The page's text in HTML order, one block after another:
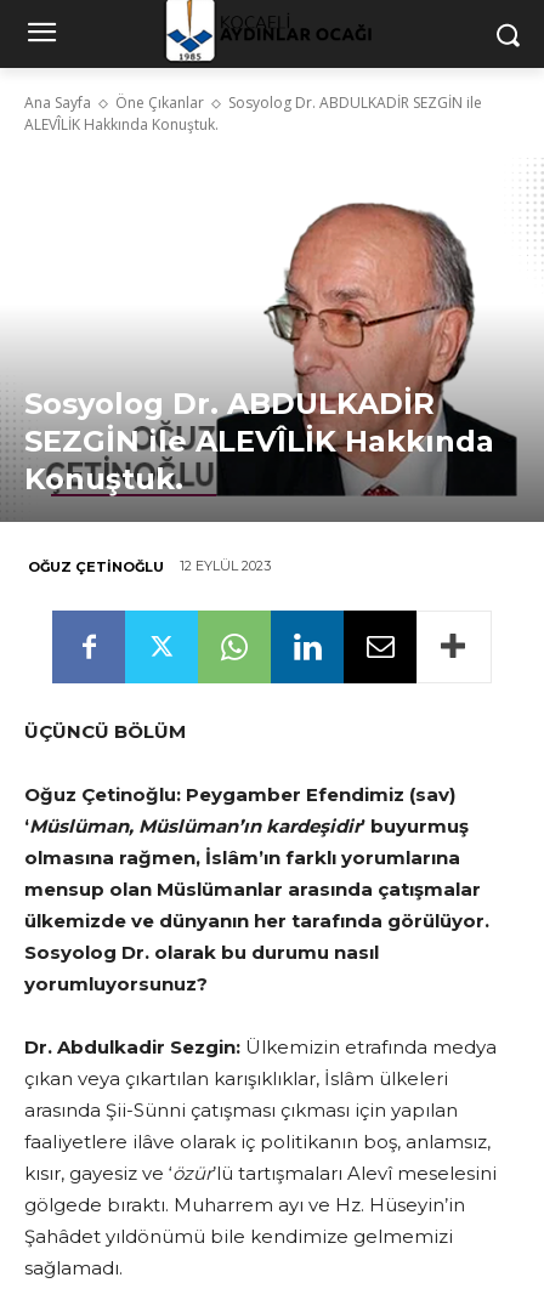
Ana Sayfa Öne Çıkanlar
Sosyolog Dr. ABDULKADİR SEZGİN ile
ALEVÎLİK Hakkında Konuştuk.
Sosyolog Dr. ABDULKADİR
SEZGİN ile ALEVÎLİK Hakkında
Konuştuk.
OĞUZ ÇETINOĞLU 12 EYLÜL 2023
ÜÇÜNCÜ BÖLÜM
Oğuz Çetinoğlu: Peygamber Efendimiz (sav)
‘Müslüman, Müslüman’ın kardeşidir’ buyurmuş
olmasına rağmen, İslâm’ın farklı yorumlarına
mensup olan Müslümanlar arasında çatışmalar
ülkemizde ve dünyanın her tarafında görülüyor.
Sosyolog Dr. olarak bu durumu nasıl
yorumluyorsunuz?
Dr. Abdulkadir Sezgin: Ülkemizin etrafında medya
çıkan veya çıkartılan karışıklıklar, İslâm ülkeleri
arasında Şii-Sünni çatışması çıkması için yapılan
faaliyetlere ilâve olarak iç politikanın boş, anlamsız,
kısır, gayesiz ve ‘özür’lü tartışmaları Alevî meselesini
gölgede bıraktı. Muharrem ayı ve Hz. Hüseyin’in
Şahâdet yıldönümü bile kendimize gelmemizi
sağlamadı.